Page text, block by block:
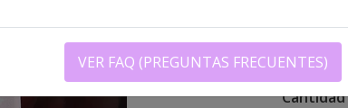
El diseño es de
es exclusivo de la
Cantidad
VER FAQ (PREGUNTAS FRECUENTES)